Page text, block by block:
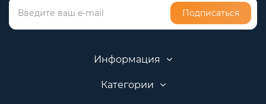
Подписаться
Информация
Категории